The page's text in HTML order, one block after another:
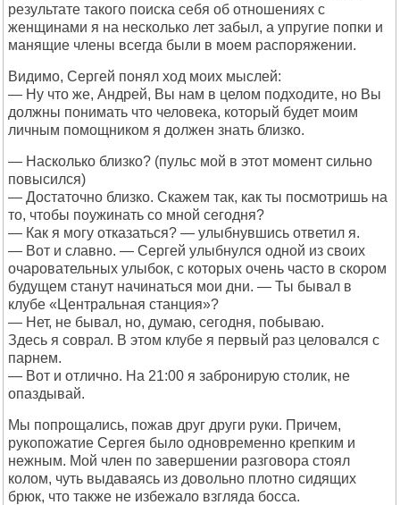
результате такого поиска себя об отношениях с
женщинами я на несколько лет забыл, а упругие попки и
манящие члены всегда были в моем распоряжении.
Видимо, Сергей понял ход моих мыслей:
— Ну что же, Андрей, Вы нам в целом подходите, но Вы
должны понимать что человека, который будет моим
личным помощником я должен знать близко.
— Насколько близко? (пульс мой в этот момент сильно
повысился)
— Достаточно близко. Скажем так, как ты посмотришь на
то, чтобы поужинать со мной сегодня?
— Как я могу отказаться? — улыбнувшись ответил я.
— Вот и славно. — Сергей улыбнулся одной из своих
очаровательных улыбок, с которых очень часто в скором
будущем станут начинаться мои дни. — Ты бывал в
клубе «Центральная станция»?
— Нет, не бывал, но, думаю, сегодня, побываю.
Здесь я соврал. В этом клубе я первый раз целовался с
парнем.
— Вот и отлично. На 21:00 я забронирую столик, не
опаздывай.
Мы попрощались, пожав друг други руки. Причем,
рукопожатие Сергея было одновременно крепким и
нежным. Мой член по завершении разговора стоял
колом, чуть выдаваясь из довольно плотно сидящих
брюк, что также не избежало взгляда босса.